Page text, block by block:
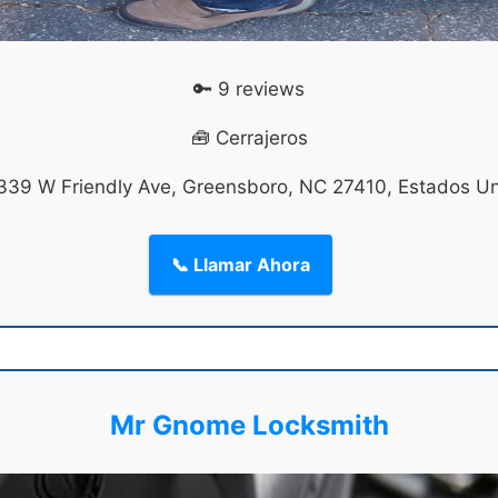
🔑 9 reviews
🧰 Cerrajeros
W Friendly Ave, Greensboro, NC 27410, Estados
📞 Llamar Ahora
Mr Gnome Locksmith